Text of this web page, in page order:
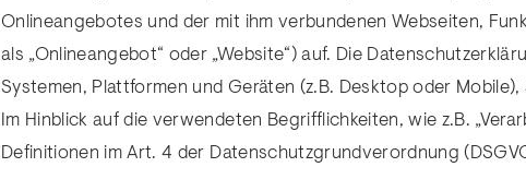
Onlineangebotes und der mit ihm verbundenen Webseiten,
als „Onlineangebot“ oder „Website“) auf. Die
Systemen, Plattformen und Geräten (z.B. Desktop oder
Im Hinblick auf die verwendeten Begrifflichkeiten, wie z.B.
Definitionen im Art. 4 der Datenschutzgrundverordnung